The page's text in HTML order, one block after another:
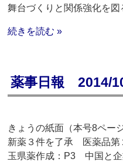
舞台づくりと関係強化を
続きを読む »
薬事日報 2014/
きょうの紙面（本号8ページ
新薬３件を了承 医薬品
玉県薬作成：P3 中国と